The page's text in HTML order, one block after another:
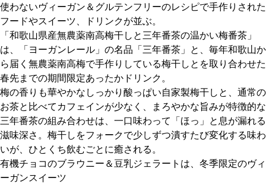
使わないヴィーガン＆グルテンフリーのレシピで手作りされた
フードやスイーツ、ドリンクが並ぶ。
「和歌山県産無農薬南高梅干しと三年番茶の温かい梅番茶」
は、「ヨーガンレール」の名品「三年番茶」と、毎年和歌山か
ら届く無農薬南高梅で手作りしている梅干しとを取り合わせた
春先までの期間限定あったかドリンク。
梅の香りも華やかなしっかり酸っぱい自家製梅干しと、通常の
お茶と比べてカフェインが少なく、まろやかな旨みが特徴的な
三年番茶の組み合わせは、一口味わって「ほっ」と息が漏れる
滋味深さ。梅干しをフォークで少しずつ潰すたび変化する味わ
いが、ひとくち飲むごとに癒される。
有機チョコのブラウニー＆豆乳ジェラートは、冬季限定のヴィ
ーガンスイーツ